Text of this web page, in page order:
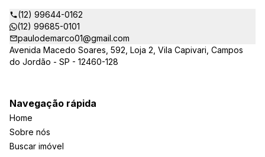
(12) 99644-0162
(12) 99685-0101
paulodemarco01@gmail.com
Avenida Macedo Soares, 592, Loja 2, Vila Capivari, Campos
do Jordão - SP - 12460-128
Navegação rápida
Home
Sobre nós
Buscar imóvel